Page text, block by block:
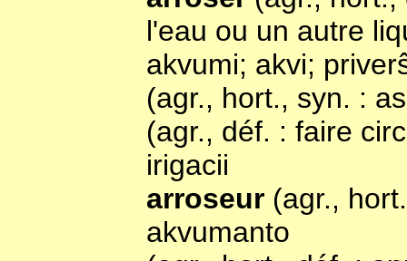
l'eau ou un autre
akvumi; akvi;
(agr., hort., syn. :
(agr., déf. : faire
irigacii
arroseur (agr.,
akvumanto